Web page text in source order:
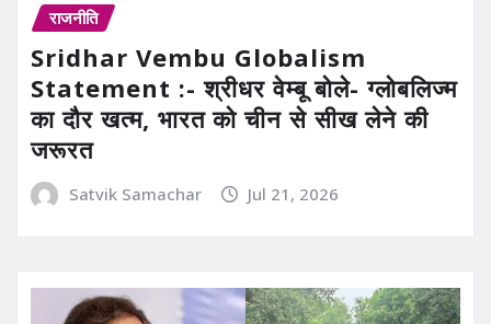
राजनीति
Sridhar Vembu Globalism
Statement :- श्रीधर वेम्बू बोले- ग्लोबलिज्म
का दौर खत्म, भारत को चीन से सीख लेने की
जरूरत
Satvik Samachar Jul 21, 2026